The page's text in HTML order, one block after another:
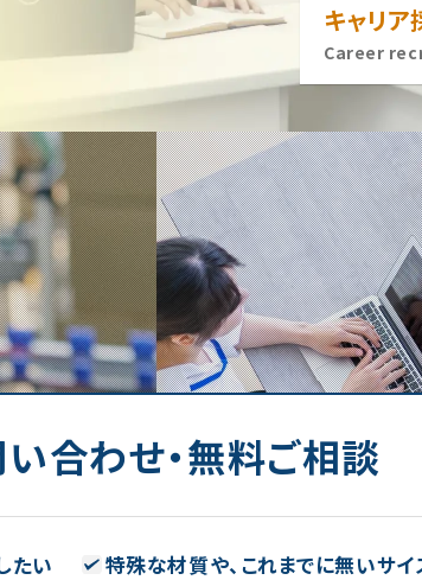
キャリア
Career
合わせ・無料ご相談
たい
特殊な材質や、これまでに無いサ